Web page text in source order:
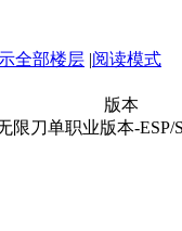
全部楼层 |阅读模式
版本
限刀单职业版本-